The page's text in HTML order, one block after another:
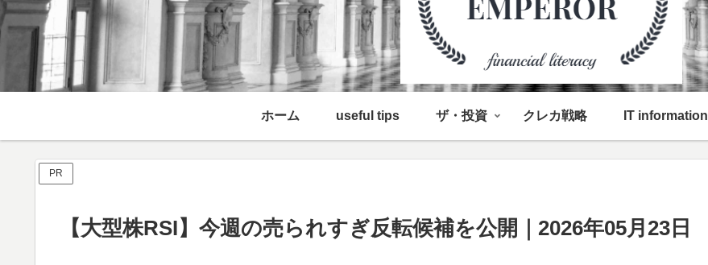
ホーム useful tips ザ・投資 クレカ戦略 IT information
PR
【大型株RSI】今週の売られすぎ反転候補を公開｜2026年05月23日